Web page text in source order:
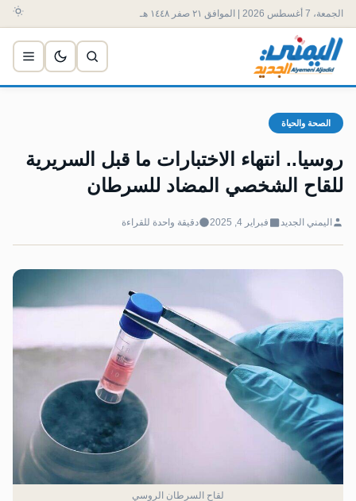
الجمعة، 7 أغسطس 2026 | الموافق ٢١ صفر ١٤٤٨ هـ
الصحة والحياة
روسيا.. انتهاء الاختبارات ما قبل السريرية
للقاح الشخصي المضاد للسرطان
اليمني الجديد فبراير 4, 2025 دقيقة واحدة للقراءة
لقاح السرطان الروسي